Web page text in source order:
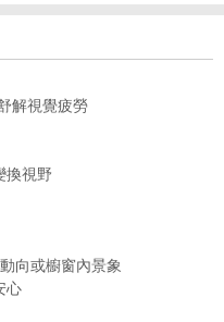
解視覺疲勞
換視野
向或櫥窗內景象
心